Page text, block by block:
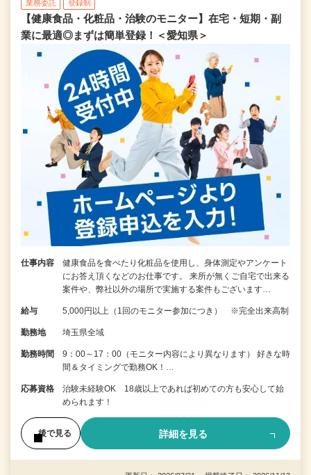
業務委託 登録制
【健康食品・化粧品・治験のモニター】在宅・短期・副
業に最適◎まずは簡単登録！＜愛知県＞
仕事内容
健康食品を食べたり化粧品を使用し、身体測定やアンケート
にお答え頂くなどのお仕事です。 来所が無くご自宅で出来る
案件や、弊社以外の場所で実施する案件もございます…
給与 5,000円以上（1回のモニター参加につき） ※完全出来高制
勤務地 埼玉県全域
勤務時間
9：00～17：00（モニター内容により異なります） 好きな時
間＆タイミングで勤務OK！…
応募資格
治験未経験OK 18歳以上であれば初めての方も安心して始
められます！
後で見る 詳細を見る